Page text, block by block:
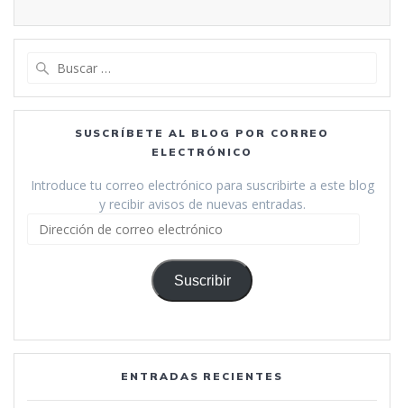
SUSCRÍBETE AL BLOG POR CORREO
ELECTRÓNICO
Introduce tu correo electrónico para suscribirte a este blog
y recibir avisos de nuevas entradas.
Dirección
correo
electrónico
Suscribir
ENTRADAS RECIENTES